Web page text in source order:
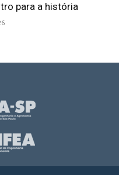
para a história